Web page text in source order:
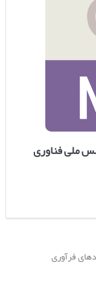
ملی فناوری
فرآوری